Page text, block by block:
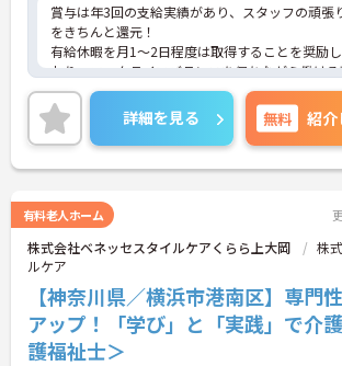
賞与は年3回の支給実績があり、スタッフの頑張
をきちんと還元！
有給休暇を月1～2日程度は取得することを奨励
おり、ワークライフバランスを保ちながら働け
境です。
人員配置が手厚く、介護福祉士保有者が全体の7割
となっているため、質の高いケアができます。
また、介護福祉士取得を目指している方へのフ
ー体制も充実しており、無料の介護福祉士対策
ご興味ある方には、面接対策ポイントなど、さらに
詳細をお話しいたしますのでお気軽にご相談く
い。
詳細を見る 無料 紹介
有料老人ホーム
株式会社ベネッセスタイルケアくらら上大岡
株
ルケア
【神奈川県／横浜市港南区】専門
アップ！「学び」と「実践」で介
護福祉士＞